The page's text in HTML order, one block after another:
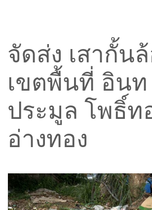
จัดส่ง เสากั้น
เขตพื้นที่ อินท
ประมูล โพธิ์ท
อ่างทอง